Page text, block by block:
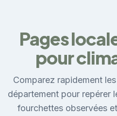
Pages
pour
Comparez rapidement
département pour repérer
fourchettes observées